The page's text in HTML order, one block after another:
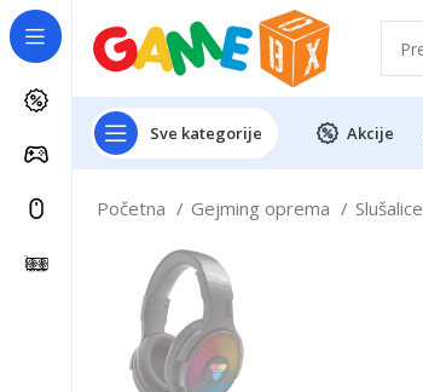
Sve kategorije Akcije
Početna Gejming oprema Slušalice